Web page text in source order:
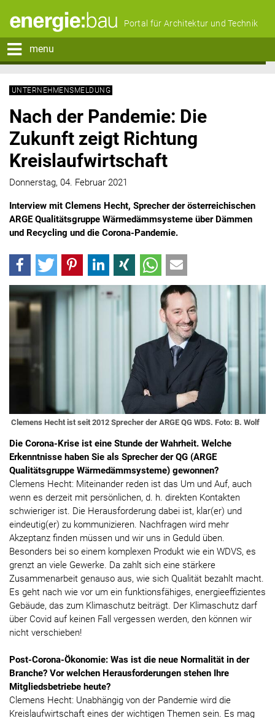
Portal für Architektur und Technik
menu
UNTERNEHMENSMELDUNG
Nach der Pandemie: Die
Zukunft zeigt Richtung
Kreislaufwirtschaft
Donnerstag, 04. Februar 2021
Interview mit Clemens Hecht, Sprecher der österreichischen
ARGE Qualitätsgruppe Wärmedämmsysteme über Dämmen
und Recycling und die Corona-Pandemie.
Clemens Hecht ist seit 2012 Sprecher der ARGE QG WDS. Foto: B. Wolf
Die Corona-Krise ist eine Stunde der Wahrheit. Welche
Erkenntnisse haben Sie als Sprecher der QG (ARGE
Qualitätsgruppe Wärmedämmsysteme) gewonnen?
Clemens Hecht: Miteinander reden ist das Um und Auf, auch
wenn es derzeit mit persönlichen, d. h. direkten Kontakten
schwieriger ist. Die Herausforderung dabei ist, klar(er) und
eindeutig(er) zu kommunizieren. Nachfragen wird mehr
Akzeptanz finden müssen und wir uns in Geduld üben.
Besonders bei so einem komplexen Produkt wie ein WDVS, es
grenzt an viele Gewerke. Da zahlt sich eine stärkere
Zusammenarbeit genauso aus, wie sich Qualität bezahlt macht.
Es geht nach wie vor um ein funktionsfähiges, energieeffizientes
Gebäude, das zum Klimaschutz beiträgt. Der Klimaschutz darf
über Covid auf keinen Fall vergessen werden, den können wir
nicht verschieben!
Post-Corona-Ökonomie: Was ist die neue Normalität in der
Branche? Vor welchen Herausforderungen stehen Ihre
Mitgliedsbetriebe heute?
Clemens Hecht: Unabhängig von der Pandemie wird die
Kreislaufwirtschaft eines der wichtigen Themen sein. Es mag